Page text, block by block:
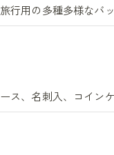
行用の多種多様なバ
ス、名刺入、コイン